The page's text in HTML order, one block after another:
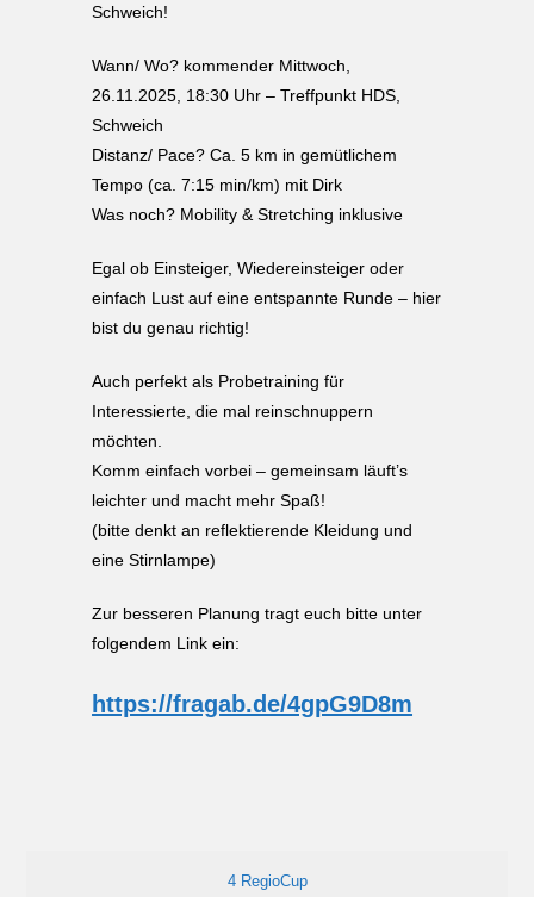
Schweich!
Wann/ Wo? kommender Mittwoch,
26.11.2025, 18:30 Uhr – Treffpunkt HDS,
Schweich
Distanz/ Pace? Ca. 5 km in gemütlichem
Tempo (ca. 7:15 min/km) mit Dirk
Was noch? Mobility & Stretching inklusive
Egal ob Einsteiger, Wiedereinsteiger oder
einfach Lust auf eine entspannte Runde – hier
bist du genau richtig!
Auch perfekt als Probetraining für
Interessierte, die mal reinschnuppern
möchten.
Komm einfach vorbei – gemeinsam läuft’s
leichter und macht mehr Spaß!
(bitte denkt an reflektierende Kleidung und
eine Stirnlampe)
Zur besseren Planung tragt euch bitte unter
folgendem Link ein:
https://fragab.de/4gpG9D8m
4 RegioCup